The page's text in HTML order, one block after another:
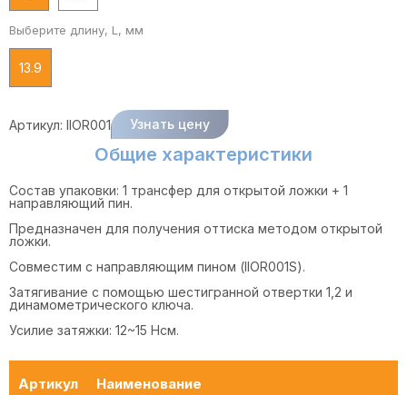
Выберите длину, L, мм
13.9
Артикул: IIOR001 Узнать цену
Общие характеристики
Состав упаковки: 1 трансфер для открытой ложки + 1
направляющий пин.
Предназначен для получения оттиска методом открытой
ложки.
Совместим с направляющим пином (IIOR001S).
Затягивание с помощью шестигранной отвертки 1,2 и
динамометрического ключа.
Усилие затяжки: 12~15 Нсм.
Артикул Наименование